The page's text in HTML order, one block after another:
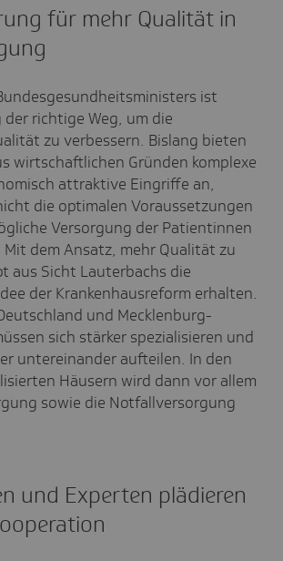
für mehr Qualität in
ist
der richtige Weg, um die
zu verbessern. Bislang bieten
wirtschaftlichen Gründen komplexe
attraktive Eingriffe an,
die optimalen Voraussetzungen
Versorgung der Patientinnen
dem Ansatz, mehr Qualität zu
aus Sicht Lauterbachs die
der Krankenhausreform erhalten.
und Mecklenburg-
sich stärker spezialisieren und
untereinander aufteilen. In den
Häusern wird dann vor allem
sowie die Notfallversorgung
und Experten plädieren